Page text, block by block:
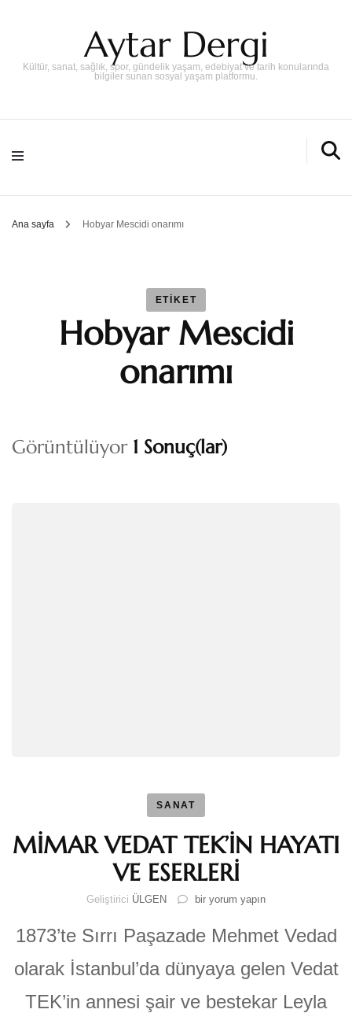
Aytar Dergi
Kültür, sanat, sağlık, spor, gündelik yaşam, edebiyat ve tarih konularında
bilgiler sunan sosyal yaşam platformu.
Ana sayfa Hobyar Mescidi onarımı
ETIKET
Hobyar Mescidi
onarımı
Görüntülüyor 1 Sonuç(lar)
SANAT
MİMAR VEDAT TEK’İN HAYATI
VE ESERLERİ
Geliştirici ÜLGEN
MİMAR
TEK’İN
HAYATI
ESERLERİ
için
bir yorum yapın
1873’te Sırrı Paşazade Mehmet Vedad
olarak İstanbul’da dünyaya gelen Vedat
TEK’in annesi şair ve bestekar Leyla